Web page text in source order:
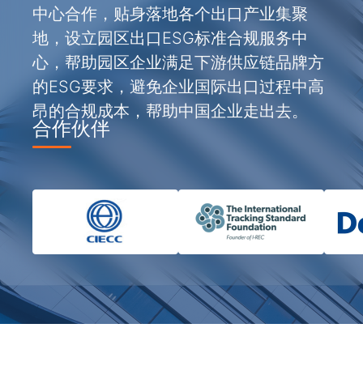
中心合作，贴身落地各个出口产业集聚
地，设立园区出口ESG标准合规服务中
心，帮助园区企业满足下游供应链品牌方
的ESG要求，避免企业国际出口过程中高
昂的合规成本，帮助中国企业走出去。
合作伙伴